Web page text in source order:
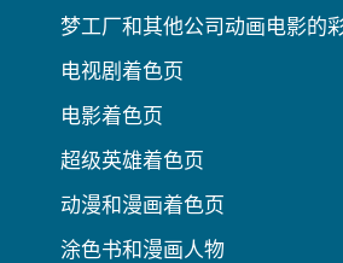
梦工厂和其他公司动画电影的
电视剧着色页
电影着色页
超级英雄着色页
动漫和漫画着色页
涂色书和漫画人物